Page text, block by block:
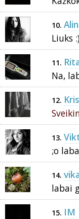
10.
Liuks
11.
Na,
12.
13.
;o
14.
labai
15. IM